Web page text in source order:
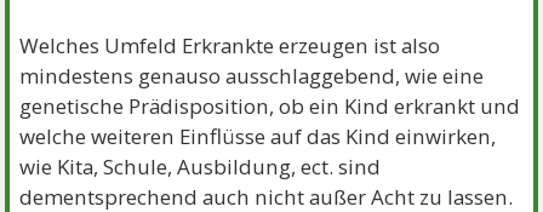
Welches Umfeld Erkrankte erzeugen ist also
mindestens genauso ausschlaggebend, wie eine
genetische Prädisposition, ob ein Kind erkrankt und
welche weiteren Einflüsse auf das Kind einwirken,
wie Kita, Schule, Ausbildung, ect. sind
dementsprechend auch nicht außer Acht zu lassen.